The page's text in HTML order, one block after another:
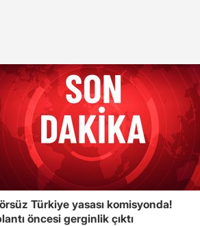
Türkiye yasası komisyonda!
öncesi gerginlik çıktı